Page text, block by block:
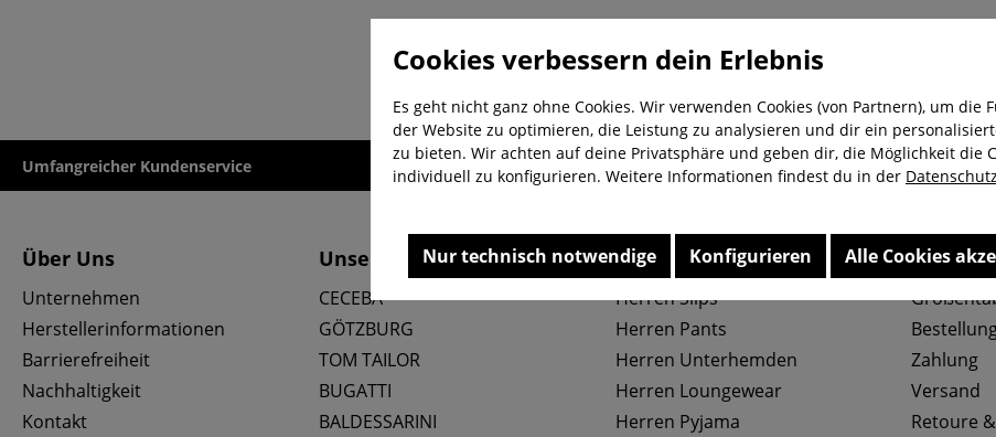
Umfangreicher Kundenservice Kauf auf Rechnung Kostenloser Versand ab 29,-€
Über Uns
Unternehmen
Herstellerinformationen
Barrierefreiheit
Nachhaltigkeit
Kontakt
Unsere Marken
CECEBA
GÖTZBURG
TOM TAILOR
BUGATTI
BALDESSARINI
Top Kategorien
Herren Slips
Herren Pants
Herren Unterhemden
Herren Loungewear
Herren Pyjama
Service
Zahlung
Versand
Retoure
Cookies verbessern dein Erlebnis
Es geht nicht ganz ohne Cookies. Wir verwenden Cookies (von Partnern), um die
der Website zu optimieren, die Leistung zu analysieren und dir ein
zu bieten. Wir achten auf deine Privatsphäre und geben dir, die Möglichkeit die
individuell zu konfigurieren. Weitere Informationen findest du in der
Nur technisch notwendige Konfigurieren Alle Cookies